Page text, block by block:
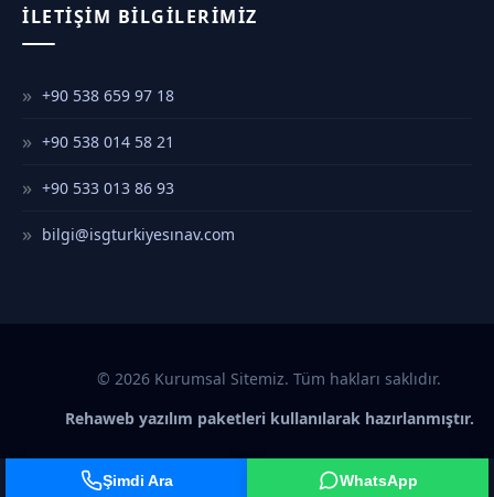
Şimdi Ara WhatsApp
İLETIŞIM BILGILERIMIZ
+90 538 659 97 18
+90 538 014 58 21
+90 533 013 86 93
bilgi@isgturkiyesınav.com
© 2026 Kurumsal Sitemiz. Tüm hakları saklıdır.
Rehaweb yazılım paketleri kullanılarak hazırlanmıştır.